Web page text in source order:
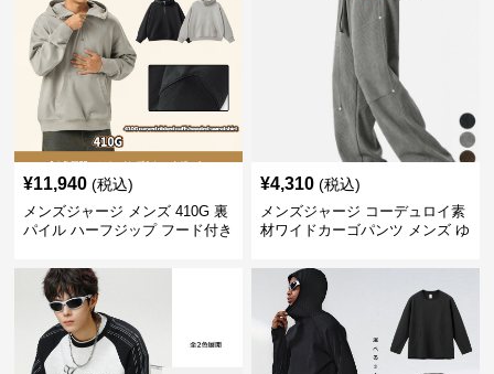
¥11,940 (税込)
メンズジャージ メンズ 410G 裏
パイル ハーフジップ フード付き
¥4,310 (税込)
メンズジャージ コーデュロイ素
材ワイドカーゴパンツ メンズ ゆ